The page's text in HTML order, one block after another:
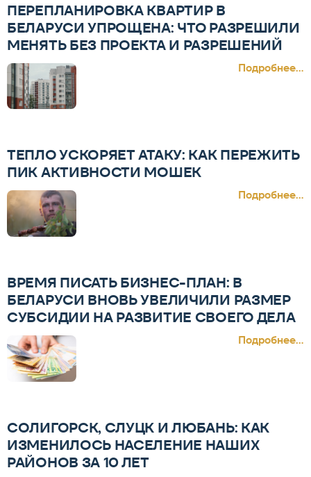
ПЕРЕПЛАНИРОВКА КВАРТИР В
БЕЛАРУСИ УПРОЩЕНА: ЧТО РАЗРЕШИЛИ
МЕНЯТЬ БЕЗ ПРОЕКТА И РАЗРЕШЕНИЙ
Подробнее...
ТЕПЛО УСКОРЯЕТ АТАКУ: КАК ПЕРЕЖИТЬ
ПИК АКТИВНОСТИ МОШЕК
Подробнее...
ВРЕМЯ ПИСАТЬ БИЗНЕС-ПЛАН: В
БЕЛАРУСИ ВНОВЬ УВЕЛИЧИЛИ РАЗМЕР
СУБСИДИИ НА РАЗВИТИЕ СВОЕГО ДЕЛА
Подробнее...
СОЛИГОРСК, СЛУЦК И ЛЮБАНЬ: КАК
ИЗМЕНИЛОСЬ НАСЕЛЕНИЕ НАШИХ
РАЙОНОВ ЗА 10 ЛЕТ